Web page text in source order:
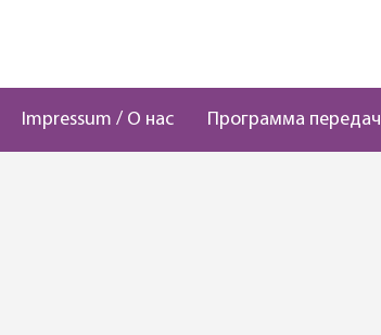
Impressum / О нас Программа передач